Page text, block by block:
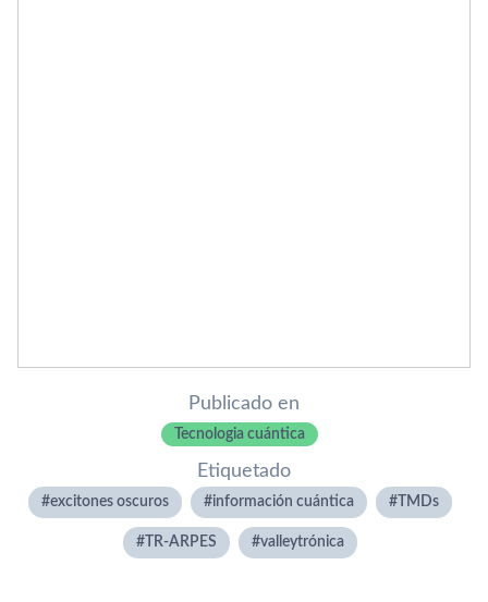
Publicado en
Tecnologia cuántica
Etiquetado
excitones oscuros información cuántica TMDs
TR-ARPES valleytrónica